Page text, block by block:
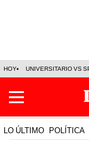
HOY UNIVERSITARIO VS
LO ÚLTIMO POLÍTICA